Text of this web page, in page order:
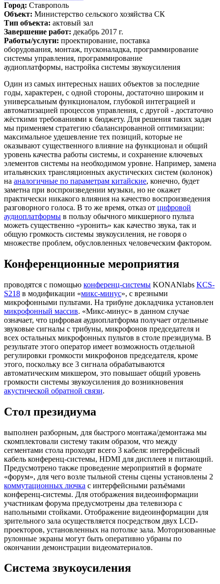
Город: Ставрополь
Объект: Министерство сельского хозяйства СК
Тип объекта: актовый зал
Завершение работ: декабрь 2017 г.
Работы/услуги: проектирование, поставка
оборудования, монтаж, пусконаладка, программирование
системы управления, программирование
аудиоплатформы, настройка системы звукоусиления
Один из самых интересных наших объектов за последние
годы, характерен, с одной стороны, достаточно широким и
универсальным функционалом, глубокой интеграцией и
автоматизацией процессов управления, с другой - достаточно
жёсткими требованиями к бюджету. Для решения таких задач
мы применяем стратегию сбалансированной оптимизации:
максимальное удешевление тех позиций, которые не
оказывают существенного влияние на функционал и общий
уровень качества работы системы, и сохранение ключевых
элементов системы на необходимом уровне. Например, замена
итальянских трансляционных акустических систем (колонок)
на аналогичные по параметрам китайские, конечно, будет
заметна при воспроизведении музыки, но не окажет
практически никакого влияния на качество воспроизведения
разговорного голоса. В то же время, отказ от цифровой
аудиоплатформы в пользу обычного микшерного пульта
можеть существенно «уронить» как качество звука, так и
общую громкость системы звукоусиления, не говоря о
множестве проблем, обусловленных человеческим фактором.
Конференционные мероприятия
проводятся с помощью конференц-системы KONANlabs KCS-
S218 в модификации «микс-минус», с врезными
микрофонными пультами. На трибуне докладчика установлен
микрофонный массив. «Микс-минус» в данном случае
означает, что цифровая аудиоплатформа получает отдельные
звуковые сигналы с трибуны, микрофонов председателя и
всех остальных микрофонных пультов в столе президиума. В
результате этого оператор имеет возможность отдельной
регулировки громкости микрофонов председателя, кроме
этого, поскольку все 3 сигнала обрабатываются
автоматическим микшером, это повышает общий уровень
громкости системы звукоусиления до возникновения
акустической обратной связи.
Стол президиума
выполнен разборным, для быстрого монтажа/демонтажа мы
скомплектовали систему таким образом, что между
сегментами стола проходят всего 3 кабеля: интерфейсный
кабель конференц-системы, HDMI для дисплеев и питающий.
Предусмотрено также проведение мероприятий в формате
«форум», для чего возле тыльной стены сцены установлены 2
коммутационных лючка с интерфейсными разъёмами
конференц-системы. Для отображения видеоинформации
участникам форума предусмотрены два телевизора с
напольными стойками. Отображение видеоинформации для
зрительного зала осуществляется посредством двух LCD-
проекторов, установленных на потолке зала. Моторизованные
рулонные экраны могут быть оперативно убраны по
окончании демонстрации видеоматериалов.
Система звукоусиления